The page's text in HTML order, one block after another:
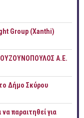
Group (Xanthi)
ΟΥΖΟΥΝΟΠΟΥΛΟΣ Α.Ε.
Δήμο Σκύρου
παραιτηθεί για